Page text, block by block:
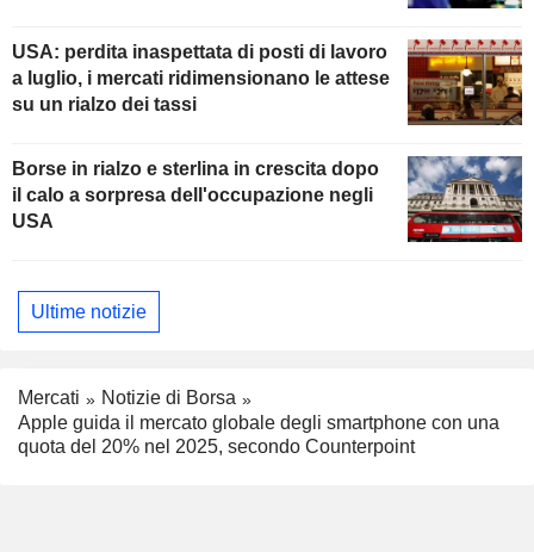
USA: perdita inaspettata di posti di lavoro
a luglio, i mercati ridimensionano le attese
su un rialzo dei tassi
Borse in rialzo e sterlina in crescita dopo
il calo a sorpresa dell'occupazione negli
USA
Ultime notizie
Mercati
Notizie di Borsa
Apple guida il mercato globale degli smartphone con una
quota del 20% nel 2025, secondo Counterpoint